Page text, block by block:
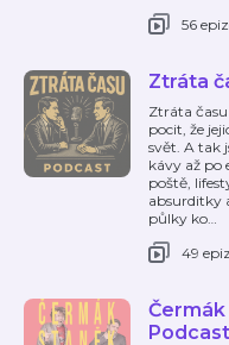
56
Ztráta
Ztráta
pocit, že
svět. A tak
kávy až po
poště,
absurditky
půlky ko…
49
Podcast